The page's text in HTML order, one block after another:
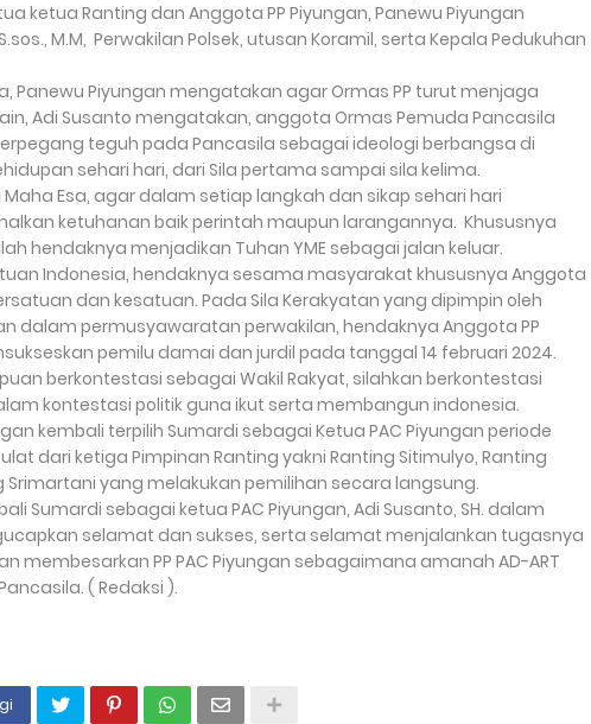
ketua Ranting dan Anggota PP Piyungan, Panewu Piyungan
M.M, Perwakilan Polsek, utusan Koramil, serta Kepala Pedukuhan
Panewu Piyungan mengatakan agar Ormas PP turut menjaga
Adi Susanto mengatakan, anggota Ormas Pemuda Pancasila
teguh pada Pancasila sebagai ideologi berbangsa di
sehari hari, dari Sila pertama sampai sila kelima.
Esa, agar dalam setiap langkah dan sikap sehari hari
ketuhanan baik perintah maupun larangannya. Khususnya
hendaknya menjadikan Tuhan YME sebagai jalan keluar.
Indonesia, hendaknya sesama masyarakat khususnya Anggota
dan kesatuan. Pada Sila Kerakyatan yang dipimpin oleh
dalam permusyawaratan perwakilan, hendaknya Anggota PP
pemilu damai dan jurdil pada tanggal 14 februari 2024.
berkontestasi sebagai Wakil Rakyat, silahkan berkontestasi
kontestasi politik guna ikut serta membangun indonesia.
kembali terpilih Sumardi sebagai Ketua PAC Piyungan periode
dari ketiga Pimpinan Ranting yakni Ranting Sitimulyo, Ranting
Srimartani yang melakukan pemilihan secara langsung.
Sumardi sebagai ketua PAC Piyungan, Adi Susanto, SH. dalam
selamat dan sukses, serta selamat menjalankan tugasnya
membesarkan PP PAC Piyungan sebagaimana amanah AD-ART
( Redaksi ).